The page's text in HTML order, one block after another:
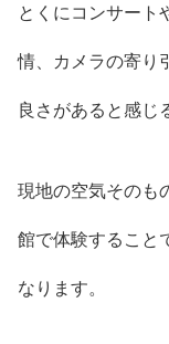
とくにコンサート
情、カメラの寄り
良さがあると感じ
現地の空気そのも
館で体験すること
なります。